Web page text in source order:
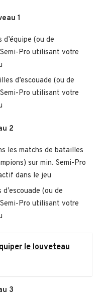
1
(ou de
Pro utilisant votre
d’escouade (ou de
Pro utilisant votre
2
les matchs de batailles
sur min. Semi-Pro
dans le jeu
(ou de
Pro utilisant votre
le louveteau
3